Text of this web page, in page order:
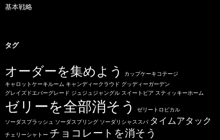
基本戦略
タグ
オーダーを集めよう
カップケーキコテージ
キャロットケーキルーム キャンディークラウド グッディーガーデン
グレイズドエバーグレード ジュジュジャングル スイートピア スティッキーホーム
ゼリーを全部消そう
ゼリートロピカル
ソーダスプラッシュ ソーダスプリング ソーダリシャススパ タイムアタック
チェリーシャトー チョコレートを消そう